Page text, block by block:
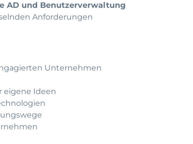
AD und Benutzerverwaltung
Anforderungen
Unternehmen
eigene Ideen